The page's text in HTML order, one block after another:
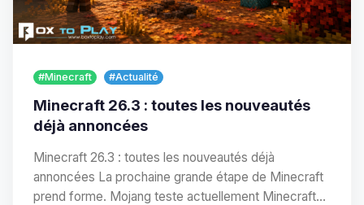
#Minecraft #Actualité
Minecraft 26.3 : toutes les nouveautés
déjà annoncées
Minecraft 26.3 : toutes les nouveautés déjà
annoncées La prochaine grande étape de Minecraft
prend forme. Mojang teste actuellement Minecraft